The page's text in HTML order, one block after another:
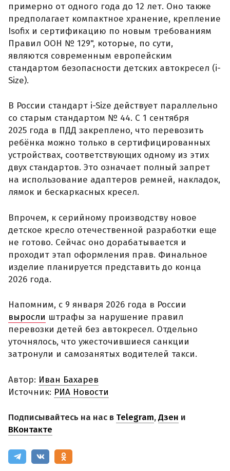
примерно от одного года до 12 лет. Оно также
предполагает компактное хранение, крепление
Isofix и сертификацию по новым требованиям
Правил ООН № 129", которые, по сути,
являются современным европейским
стандартом безопасности детских автокресел (i-
Size).
В России стандарт i-Size действует параллельно
со старым стандартом № 44. С 1 сентября
2025 года в ПДД закреплено, что перевозить
ребёнка можно только в сертифицированных
устройствах, соответствующих одному из этих
двух стандартов. Это означает полный запрет
на использование адаптеров ремней, накладок,
лямок и бескаркасных кресел.
Впрочем, к серийному производству новое
детское кресло отечественной разработки еще
не готово. Сейчас оно дорабатывается и
проходит этап оформления прав. Финальное
изделие планируется представить до конца
2026 года.
Напомним, с 9 января 2026 года в России
выросли штрафы за нарушение правил
перевозки детей без автокресел. Отдельно
уточнялось, что ужесточившиеся санкции
затронули и самозанятых водителей такси.
Автор: Иван Бахарев
Источник: РИА Новости
Подписывайтесь на нас в Telegram,Дзен и
ВКонтакте